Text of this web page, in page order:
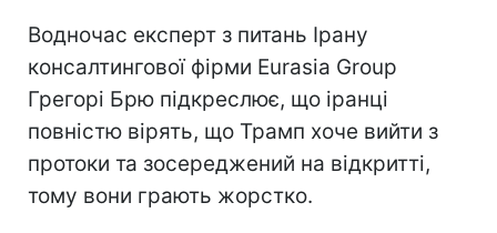
Водночас експерт з питань Ірану
консалтингової фірми Eurasia Group
Грегорі Брю підкреслює, що іранці
повністю вірять, що Трамп хоче вийти з
протоки та зосереджений на відкритті,
тому вони грають жорстко.